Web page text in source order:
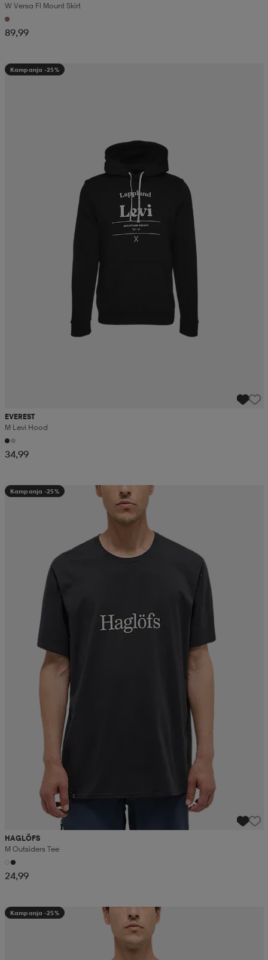
W Versa Fl Mount Skirt
89,99
Kampanja -25%
EVEREST
M Levi Hood
34,99
Kampanja -25%
HAGLÖFS
M Outsiders Tee
24,99
Kampanja -25%